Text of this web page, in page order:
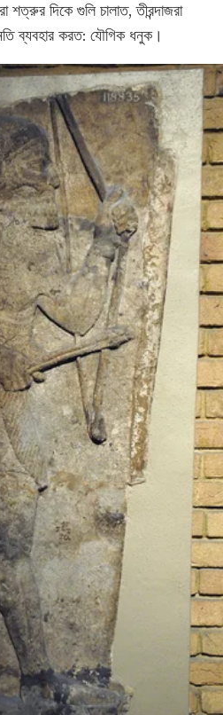
শত্রুর দিকে গুলি চালাত, তীরন্দাজরা
ব্যবহার করত: যৌগিক ধনুক।